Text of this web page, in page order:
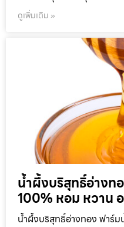
ดูเพิ่มเติม »
น้ำผึ้งบริสุทธิ์อ่างท
100% หอม หวาน
น้ำผึ้งบริสุทธิ์อ่างทอง ฟาร์ม